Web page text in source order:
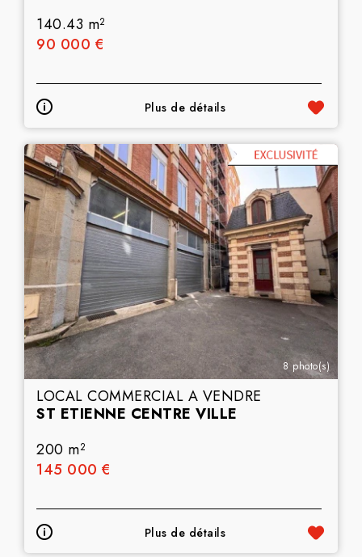
140.43 m2
90 000 €
Plus de détails
8 photo(s)
LOCAL COMMERCIAL A VENDRE
ST ETIENNE CENTRE VILLE
200 m2
145 000 €
Plus de détails